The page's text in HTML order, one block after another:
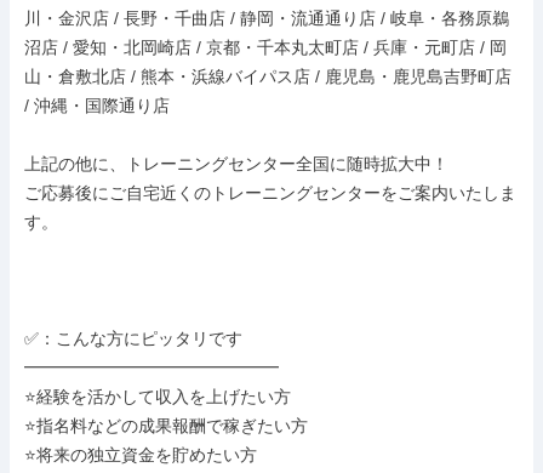
川・金沢店 / 長野・千曲店 / 静岡・流通通り店 / 岐阜・各務原鵜
沼店 / 愛知・北岡崎店 / 京都・千本丸太町店 / 兵庫・元町店 / 岡
山・倉敷北店 / 熊本・浜線バイパス店 / 鹿児島・鹿児島吉野町店
/ 沖縄・国際通り店
上記の他に、トレーニングセンター全国に随時拡大中！
ご応募後にご自宅近くのトレーニングセンターをご案内いたしま
す。
✅：こんな方にピッタリです
━━━━━━━━━━━━━━━
⭐経験を活かして収入を上げたい方
⭐指名料などの成果報酬で稼ぎたい方
⭐将来の独立資金を貯めたい方